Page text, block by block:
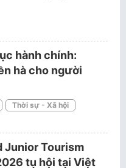
hành chính:
hà cho người
Thời sự - Xã hội
Junior Tourism
tụ hội tại Việt